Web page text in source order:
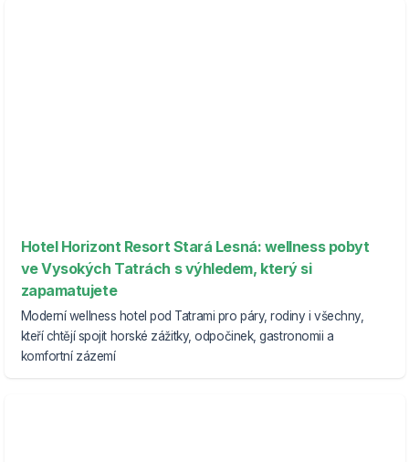
Hotel Horizont Resort Stará Lesná: wellness pobyt
ve Vysokých Tatrách s výhledem, který si
zapamatujete
Moderní wellness hotel pod Tatrami pro páry, rodiny i všechny,
kteří chtějí spojit horské zážitky, odpočinek, gastronomii a
komfortní zázemí